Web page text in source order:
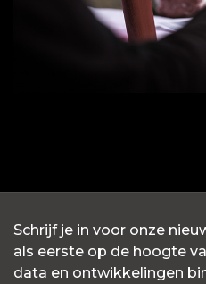
Schrijf je in voor onze
als eerste op de hoogte
data en ontwikkelingen